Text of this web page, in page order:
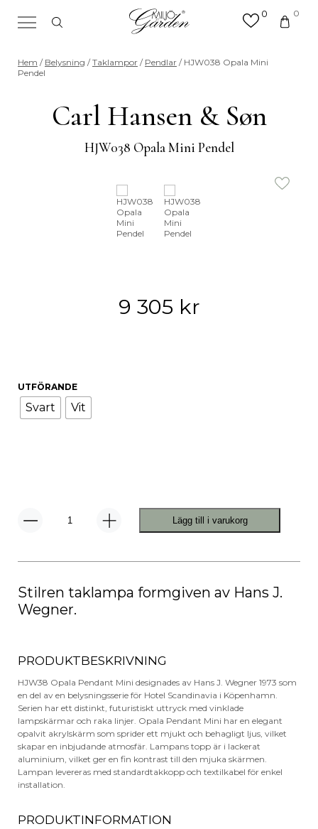
0 0
Sök efter valfri produkt eller
kategori
Hem / Belysning /Taklampor / Pendlar / HJW038 Opala Mini
Pendel
Carl Hansen & Søn
HJW038 Opala Mini Pendel
9 305 kr
UTFÖRANDE
Svart Vit
HJW038
Lägg till i varukorg
Stilren taklampa formgiven av Hans J.
Wegner.
PRODUKTBESKRIVNING
HJW38 Opala Pendant Mini designades av Hans J. Wegner 1973 som
en del av en belysningsserie för Hotel Scandinavia i Köpenhamn.
Serien har ett distinkt, futuristiskt uttryck med vinklade
lampskärmar och raka linjer. Opala Pendant Mini har en elegant
opalvit akrylskärm som sprider ett mjukt och behagligt ljus, vilket
skapar en inbjudande atmosfär. Lampans topp är i lackerat
aluminium, vilket ger en fin kontrast till den mjuka skärmen.
Lampan levereras med standardtakkopp och textilkabel för enkel
installation.
PRODUKTINFORMATION